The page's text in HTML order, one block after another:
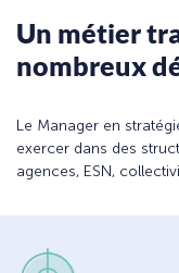
Un métier
nombreux
Le Manager en
exercer dans des
agences, ESN,